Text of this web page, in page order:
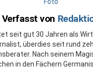
Verfasst von
seit gut 30 Jahren als
überdies seit rund
Nach seinem
in den Fächern